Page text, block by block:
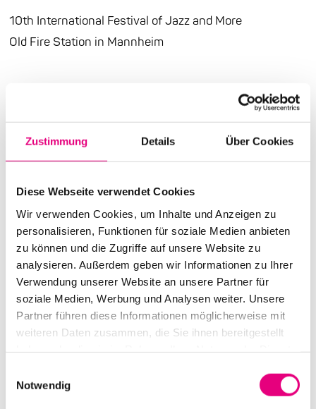
Zustimmung Details Über Cookies
Diese Webseite verwendet Cookies
Wir verwenden Cookies, um Inhalte und Anzeigen zu
personalisieren, Funktionen für soziale Medien anbieten
zu können und die Zugriffe auf unsere Website zu
analysieren. Außerdem geben wir Informationen zu Ihrer
Verwendung unserer Website an unsere Partner für
soziale Medien, Werbung und Analysen weiter. Unsere
Partner führen diese Informationen möglicherweise mit
weiteren Daten zusammen, die Sie ihnen bereitgestellt
Notwendig
10th International Festival of Jazz and More
Old Fire Station in Mannheim
Doors open:
16
, 2008 – 8:00 p.m.
End:October17, 2008 - 12:00 a.m.
Cast:
Adrian Thaws (aka TRICKY): vocals
Gareth Bowen: keyboards
John Maiden: drums
Tristan Cassel-Delavois: guitar
Laura Kidd: bass
Veronica Coassolo: vocals
Nationality: United Kingdom
Old Fire Station Mannheim: Brückenstraße2,